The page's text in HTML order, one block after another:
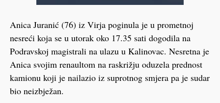
Anica Juranić (76) iz Virja poginula je u prometnoj
nesreći koja se u utorak oko 17.35 sati dogodila na
Podravskoj magistrali na ulazu u Kalinovac. Nesretna je
Anica svojim renaultom na raskrižju oduzela prednost
kamionu koji je nailazio iz suprotnog smjera pa je sudar
bio neizbježan.